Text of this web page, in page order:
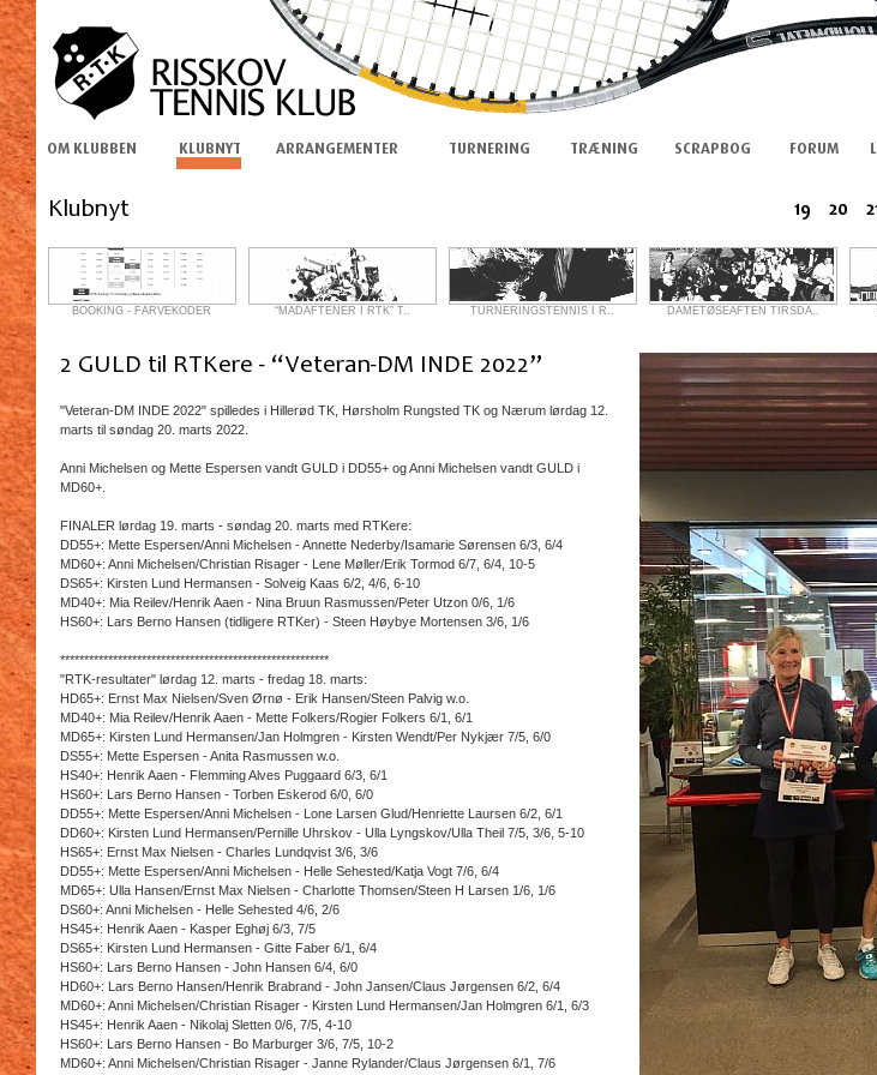
BOOKING - FARVEKODER “MADAFTENER I RTK” T.. TURNERINGSTENNIS I R.. DAMETØSEAFTEN TIRSDA..
"Veteran-DM INDE 2022" spilledes i Hillerød TK, Hørsholm Rungsted TK og Nærum lørdag 12.
marts til søndag 20. marts 2022.
Anni Michelsen og Mette Espersen vandt GULD i DD55+ og Anni Michelsen vandt GULD i
MD60+.
FINALER lørdag 19. marts - søndag 20. marts med RTKere:
DD55+: Mette Espersen/Anni Michelsen - Annette Nederby/Isamarie Sørensen 6/3, 6/4
MD60+: Anni Michelsen/Christian Risager - Lene Møller/Erik Tormod 6/7, 6/4, 10-5
DS65+: Kirsten Lund Hermansen - Solveig Kaas 6/2, 4/6, 6-10
MD40+: Mia Reilev/Henrik Aaen - Nina Bruun Rasmussen/Peter Utzon 0/6, 1/6
HS60+: Lars Berno Hansen (tidligere RTKer) - Steen Høybye Mortensen 3/6, 1/6
********************************************************
"RTK-resultater" lørdag 12. marts - fredag 18. marts:
HD65+: Ernst Max Nielsen/Sven Ørnø - Erik Hansen/Steen Palvig w.o.
MD40+: Mia Reilev/Henrik Aaen - Mette Folkers/Rogier Folkers 6/1, 6/1
MD65+: Kirsten Lund Hermansen/Jan Holmgren - Kirsten Wendt/Per Nykjær 7/5, 6/0
DS55+: Mette Espersen - Anita Rasmussen w.o.
HS40+: Henrik Aaen - Flemming Alves Puggaard 6/3, 6/1
HS60+: Lars Berno Hansen - Torben Eskerod 6/0, 6/0
DD55+: Mette Espersen/Anni Michelsen - Lone Larsen Glud/Henriette Laursen 6/2, 6/1
DD60+: Kirsten Lund Hermansen/Pernille Uhrskov - Ulla Lyngskov/Ulla Theil 7/5, 3/6, 5-10
HS65+: Ernst Max Nielsen - Charles Lundqvist 3/6, 3/6
DD55+: Mette Espersen/Anni Michelsen - Helle Sehested/Katja Vogt 7/6, 6/4
MD65+: Ulla Hansen/Ernst Max Nielsen - Charlotte Thomsen/Steen H Larsen 1/6, 1/6
DS60+: Anni Michelsen - Helle Sehested 4/6, 2/6
HS45+: Henrik Aaen - Kasper Eghøj 6/3, 7/5
DS65+: Kirsten Lund Hermansen - Gitte Faber 6/1, 6/4
HS60+: Lars Berno Hansen - John Hansen 6/4, 6/0
HD60+: Lars Berno Hansen/Henrik Brabrand - John Jansen/Claus Jørgensen 6/2, 6/4
MD60+: Anni Michelsen/Christian Risager - Kirsten Lund Hermansen/Jan Holmgren 6/1, 6/3
HS45+: Henrik Aaen - Nikolaj Sletten 0/6, 7/5, 4-10
HS60+: Lars Berno Hansen - Bo Marburger 3/6, 7/5, 10-2
MD60+: Anni Michelsen/Christian Risager - Janne Rylander/Claus Jørgensen 6/1, 7/6